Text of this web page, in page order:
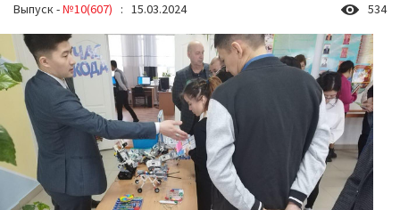
Выпуск -№10(607) : 15.03.2024 534